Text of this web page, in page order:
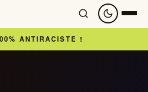
ANTIRACISTE !